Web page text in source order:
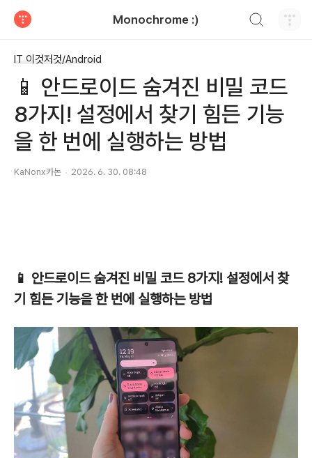
Monochrome :)
IT 이것저것/Android
📱 안드로이드 숨겨진 비밀 코드
8가지! 설정에서 찾기 힘든 기능
을 한 번에 실행하는 방법
KaNonx카논 2026. 6. 30. 08:48
📱 안드로이드 숨겨진 비밀 코드 8가지! 설정에서 찾
기 힘든 기능을 한 번에 실행하는 방법